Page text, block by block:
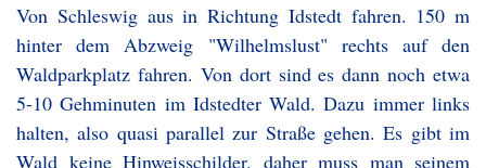
Von Schleswig aus in Richtung Idstedt fahren. 150 m
hinter dem Abzweig "Wilhelmslust" rechts auf den
Waldparkplatz fahren. Von dort sind es dann noch etwa
5-10 Gehminuten im Idstedter Wald. Dazu immer links
halten, also quasi parallel zur Straße gehen. Es gibt im
Wald keine Hinweisschilder, daher muss man seinem